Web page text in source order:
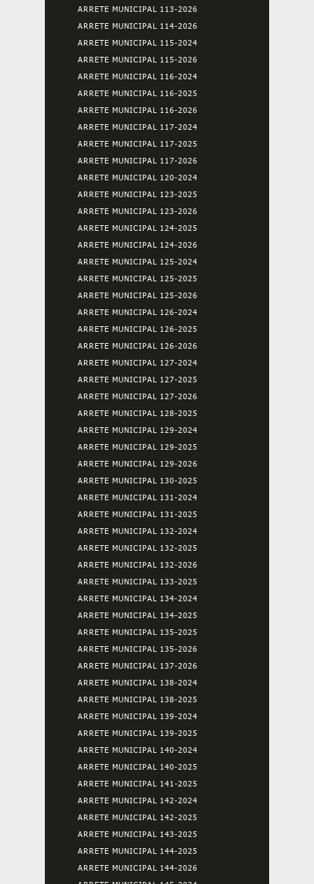
ARRETE MUNICIPAL 113-2026
ARRETE MUNICIPAL 114-2026
ARRETE MUNICIPAL 115-2024
ARRETE MUNICIPAL 115-2026
ARRETE MUNICIPAL 116-2024
ARRETE MUNICIPAL 116-2025
ARRETE MUNICIPAL 116-2026
ARRETE MUNICIPAL 117-2024
ARRETE MUNICIPAL 117-2025
ARRETE MUNICIPAL 117-2026
ARRETE MUNICIPAL 120-2024
ARRETE MUNICIPAL 123-2025
ARRETE MUNICIPAL 123-2026
ARRETE MUNICIPAL 124-2025
ARRETE MUNICIPAL 124-2026
ARRETE MUNICIPAL 125-2024
ARRETE MUNICIPAL 125-2025
ARRETE MUNICIPAL 125-2026
ARRETE MUNICIPAL 126-2024
ARRETE MUNICIPAL 126-2025
ARRETE MUNICIPAL 126-2026
ARRETE MUNICIPAL 127-2024
ARRETE MUNICIPAL 127-2025
ARRETE MUNICIPAL 127-2026
ARRETE MUNICIPAL 128-2025
ARRETE MUNICIPAL 129-2024
ARRETE MUNICIPAL 129-2025
ARRETE MUNICIPAL 129-2026
ARRETE MUNICIPAL 130-2025
ARRETE MUNICIPAL 131-2024
ARRETE MUNICIPAL 131-2025
ARRETE MUNICIPAL 132-2024
ARRETE MUNICIPAL 132-2025
ARRETE MUNICIPAL 132-2026
ARRETE MUNICIPAL 133-2025
ARRETE MUNICIPAL 134-2024
ARRETE MUNICIPAL 134-2025
ARRETE MUNICIPAL 135-2025
ARRETE MUNICIPAL 135-2026
ARRETE MUNICIPAL 137-2026
ARRETE MUNICIPAL 138-2024
ARRETE MUNICIPAL 138-2025
ARRETE MUNICIPAL 139-2024
ARRETE MUNICIPAL 139-2025
ARRETE MUNICIPAL 140-2024
ARRETE MUNICIPAL 140-2025
ARRETE MUNICIPAL 141-2025
ARRETE MUNICIPAL 142-2024
ARRETE MUNICIPAL 142-2025
ARRETE MUNICIPAL 143-2025
ARRETE MUNICIPAL 144-2025
ARRETE MUNICIPAL 144-2026